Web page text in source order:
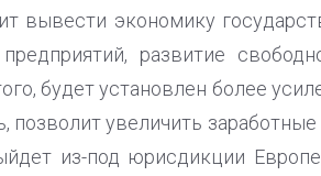
вывести экономику
развитие
будет установлен более
позволит увеличить
из-под юрисдикции